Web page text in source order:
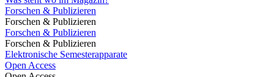
Forschen & Publizieren
Forschen & Publizieren
Forschen & Publizieren
Forschen & Publizieren
Elektronische Semesterapparate
Open Access